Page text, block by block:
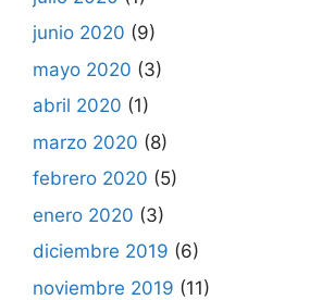
junio 2020 (9)
mayo 2020 (3)
abril 2020 (1)
marzo 2020 (8)
febrero 2020 (5)
enero 2020 (3)
diciembre 2019 (6)
noviembre 2019 (11)